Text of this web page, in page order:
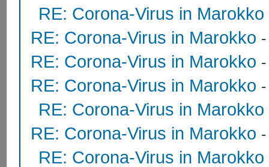
RE: Corona-Virus in Marokko
RE: Corona-Virus in Marokko
RE: Corona-Virus in Marokko
RE: Corona-Virus in Marokko
RE: Corona-Virus in Marokko
RE: Corona-Virus in Marokko
RE: Corona-Virus in Marokko